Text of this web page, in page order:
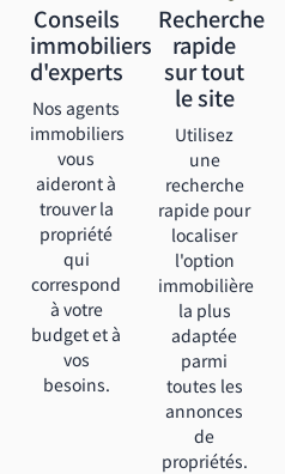
Conseils
immobiliers
d'experts
Nos agents
immobiliers
vous
aideront à
trouver la
propriété
qui
correspond
à votre
budget et à
vos
besoins.
Recherche
rapide
sur tout
le site
Utilisez
une
recherche
rapide pour
localiser
l'option
immobilière
la plus
adaptée
parmi
toutes les
annonces
de
propriétés.